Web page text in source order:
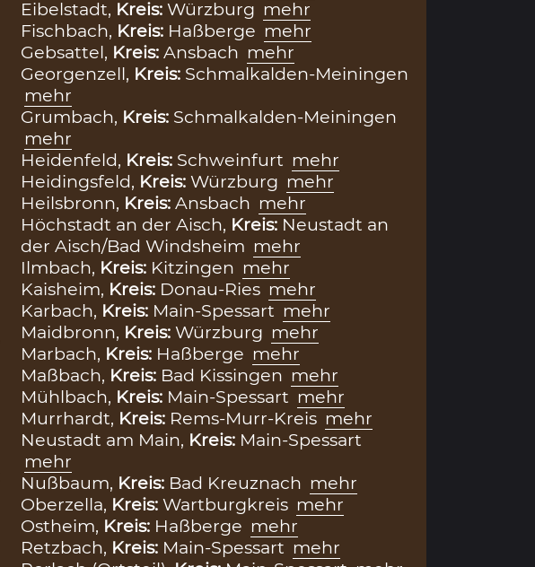
Eibelstadt, Kreis: Würzburg mehr
Fischbach, Kreis: Haßberge mehr
Gebsattel, Kreis: Ansbach mehr
Georgenzell, Kreis: Schmalkalden-Meiningen
mehr
Grumbach, Kreis: Schmalkalden-Meiningen
mehr
Heidenfeld, Kreis: Schweinfurt mehr
Heidingsfeld, Kreis: Würzburg mehr
Heilsbronn, Kreis: Ansbach mehr
Höchstadt an der Aisch, Kreis: Neustadt an
der Aisch/Bad Windsheim mehr
Ilmbach, Kreis: Kitzingen mehr
Kaisheim, Kreis: Donau-Ries mehr
Karbach, Kreis: Main-Spessart mehr
Maidbronn, Kreis: Würzburg mehr
Marbach, Kreis: Haßberge mehr
Maßbach, Kreis: Bad Kissingen mehr
Mühlbach, Kreis: Main-Spessart mehr
Murrhardt, Kreis: Rems-Murr-Kreis mehr
Neustadt am Main, Kreis: Main-Spessart
mehr
Nußbaum, Kreis: Bad Kreuznach mehr
Oberzella, Kreis: Wartburgkreis mehr
Ostheim, Kreis: Haßberge mehr
Retzbach, Kreis: Main-Spessart mehr